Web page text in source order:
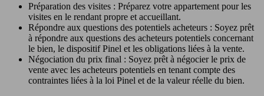
Préparation des visites : Préparez votre appartement pour les
visites en le rendant propre et accueillant.
Répondre aux questions des potentiels acheteurs : Soyez prêt
à répondre aux questions des acheteurs potentiels concernant
le bien, le dispositif Pinel et les obligations liées à la vente.
Négociation du prix final : Soyez prêt à négocier le prix de
vente avec les acheteurs potentiels en tenant compte des
contraintes liées à la loi Pinel et de la valeur réelle du bien.